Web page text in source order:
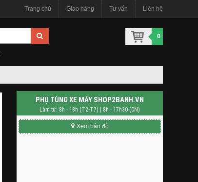
Trang chủ Giao hàng Tư vấn Liên hệ
0
PHỤ TÙNG XE MÁY SHOP2BANH.VN
Làm từ: 8h - 18h (T2-T7) | 8h - 17h30 (CN)
Xem bản đồ